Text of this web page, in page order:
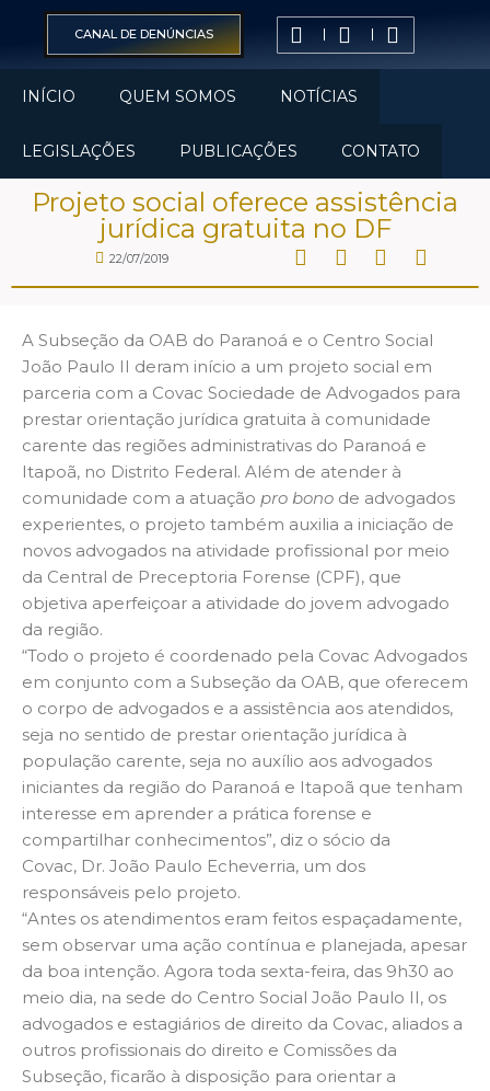
CANAL DE DENÚNCIAS
INÍCIO QUEM SOMOS NOTÍCIAS
LEGISLAÇÕES PUBLICAÇÕES CONTATO
Projeto social oferece assistência
jurídica gratuita no DF
22/07/2019
A Subseção da OAB do Paranoá e o Centro Social
João Paulo II deram início a um projeto social em
parceria com a Covac Sociedade de Advogados para
prestar orientação jurídica gratuita à comunidade
carente das regiões administrativas do Paranoá e
Itapoã, no Distrito Federal. Além de atender à
comunidade com a atuação pro bono de advogados
experientes, o projeto também auxilia a iniciação de
novos advogados na atividade profissional por meio
da Central de Preceptoria Forense (CPF), que
objetiva aperfeiçoar a atividade do jovem advogado
da região.
“Todo o projeto é coordenado pela Covac Advogados
em conjunto com a Subseção da OAB, que oferecem
o corpo de advogados e a assistência aos atendidos,
seja no sentido de prestar orientação jurídica à
população carente, seja no auxílio aos advogados
iniciantes da região do Paranoá e Itapoã que tenham
interesse em aprender a prática forense e
compartilhar conhecimentos”, diz o sócio da
Covac, Dr. João Paulo Echeverria, um dos
responsáveis pelo projeto.
“Antes os atendimentos eram feitos espaçadamente,
sem observar uma ação contínua e planejada, apesar
da boa intenção. Agora toda sexta-feira, das 9h30 ao
meio dia, na sede do Centro Social João Paulo II, os
advogados e estagiários de direito da Covac, aliados a
outros profissionais do direito e Comissões da
Subseção, ficarão à disposição para orientar a